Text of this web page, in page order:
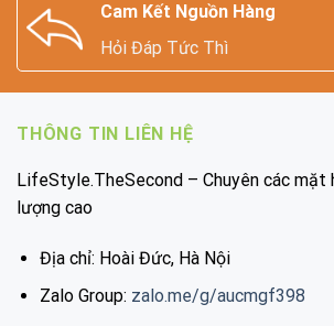
Cam Kết Nguồn Hàng
Hỏi Đáp Tức Thì
THÔNG TIN LIÊN HỆ
LifeStyle.TheSecond – Chuyên các mặt
lượng cao
Địa chỉ: Hoài Đức, Hà Nội
Zalo Group: zalo.me/g/aucmgf398